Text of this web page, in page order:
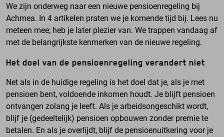
We zijn onderweg naar een nieuwe pensioenregeling bij
Achmea. In 4 artikelen praten we je komende tijd bij. Lees nu
meteen mee; heb je later plezier van. We trappen vandaag af
met de belangrijkste kenmerken van de nieuwe regeling.
Het doel van de pensioenregeling verandert niet
Net als in de huidige regeling is het doel dat je, als je met
pensioen bent, voldoende inkomen houdt. Je blijft pensioen
ontvangen zolang je leeft. Als je arbeidsongeschikt wordt,
blijf je (gedeeltelijk) pensioen opbouwen zonder premie te
betalen. En als je overlijdt, blijf de pensioenuitkering voor je